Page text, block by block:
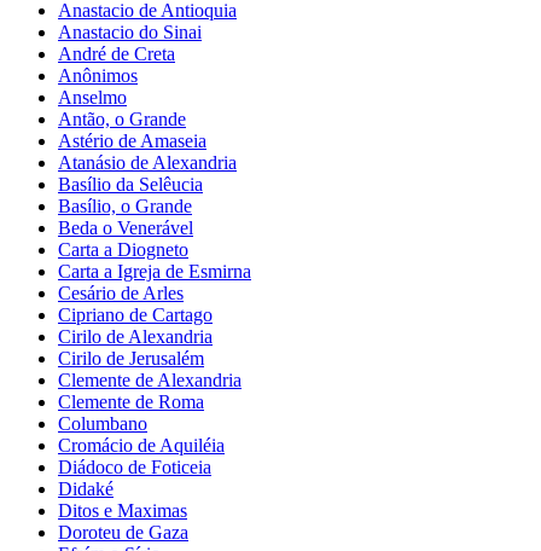
Anastacio de Antioquia
Anastacio do Sinai
André de Creta
Anônimos
Anselmo
Antão, o Grande
Astério de Amaseia
Atanásio de Alexandria
Basílio da Selêucia
Basílio, o Grande
Beda o Venerável
Carta a Diogneto
Carta a Igreja de Esmirna
Cesário de Arles
Cipriano de Cartago
Cirilo de Alexandria
Cirilo de Jerusalém
Clemente de Alexandria
Clemente de Roma
Columbano
Cromácio de Aquiléia
Diádoco de Foticeia
Didaké
Ditos e Maximas
Doroteu de Gaza